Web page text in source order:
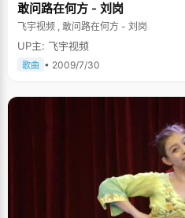
敢问路在何方 - 刘岗
飞宇视频 , 敢问路在何方 - 刘岗
UP主: 飞宇视频
歌曲 • 2009/7/30